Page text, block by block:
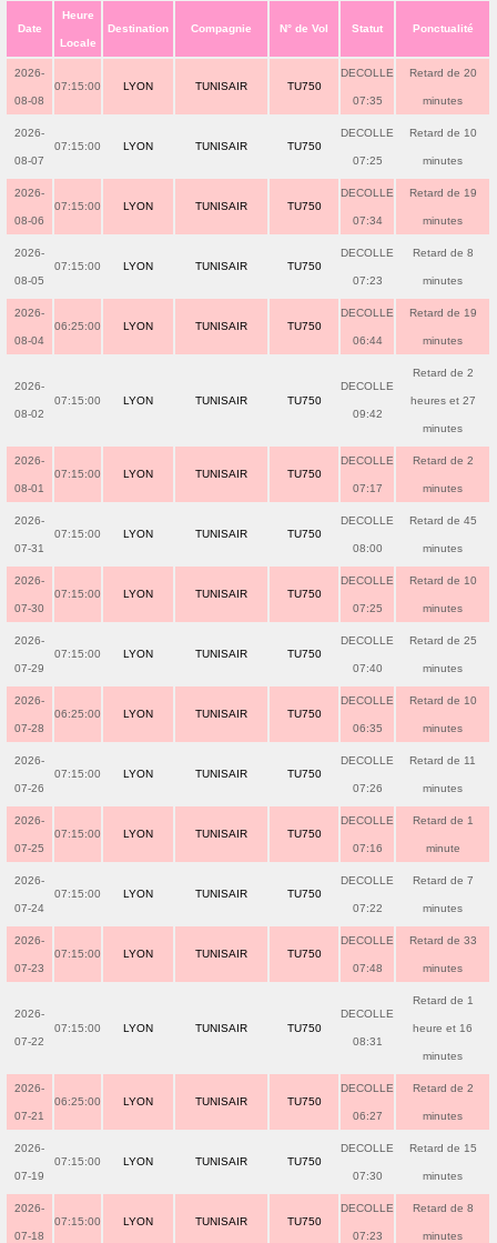
Date
Heure
Locale
Destination Compagnie N° de Vol Statut Ponctualité
2026-
08-08
07:15:00 LYON TUNISAIR TU750
DECOLLE
07:35
Retard de 20
minutes
2026-
08-07
07:15:00 LYON TUNISAIR TU750
DECOLLE
07:25
Retard de 10
minutes
2026-
08-06
07:15:00 LYON TUNISAIR TU750
DECOLLE
07:34
Retard de 19
minutes
2026-
08-05
07:15:00 LYON TUNISAIR TU750
DECOLLE
07:23
Retard de 8
minutes
2026-
08-04
06:25:00 LYON TUNISAIR TU750
DECOLLE
06:44
Retard de 19
minutes
2026-
08-02
07:15:00 LYON TUNISAIR TU750
DECOLLE
09:42
Retard de 2
heures et 27
minutes
2026-
08-01
07:15:00 LYON TUNISAIR TU750
DECOLLE
07:17
Retard de 2
minutes
2026-
07-31
07:15:00 LYON TUNISAIR TU750
DECOLLE
08:00
Retard de 45
minutes
2026-
07-30
07:15:00 LYON TUNISAIR TU750
DECOLLE
07:25
Retard de 10
minutes
2026-
07-29
07:15:00 LYON TUNISAIR TU750
DECOLLE
07:40
Retard de 25
minutes
2026-
07-28
06:25:00 LYON TUNISAIR TU750
DECOLLE
06:35
Retard de 10
minutes
2026-
07-26
07:15:00 LYON TUNISAIR TU750
DECOLLE
07:26
Retard de 11
minutes
2026-
07-25
07:15:00 LYON TUNISAIR TU750
DECOLLE
07:16
Retard de 1
minute
2026-
07-24
07:15:00 LYON TUNISAIR TU750
DECOLLE
07:22
Retard de 7
minutes
2026-
07-23
07:15:00 LYON TUNISAIR TU750
DECOLLE
07:48
Retard de 33
minutes
2026-
07-22
07:15:00 LYON TUNISAIR TU750
DECOLLE
08:31
Retard de 1
heure et 16
minutes
2026-
07-21
06:25:00 LYON TUNISAIR TU750
DECOLLE
06:27
Retard de 2
minutes
2026-
07-19
07:15:00 LYON TUNISAIR TU750
DECOLLE
07:30
Retard de 15
minutes
2026-
07-18
07:15:00 LYON TUNISAIR TU750
DECOLLE
07:23
Retard de 8
minutes